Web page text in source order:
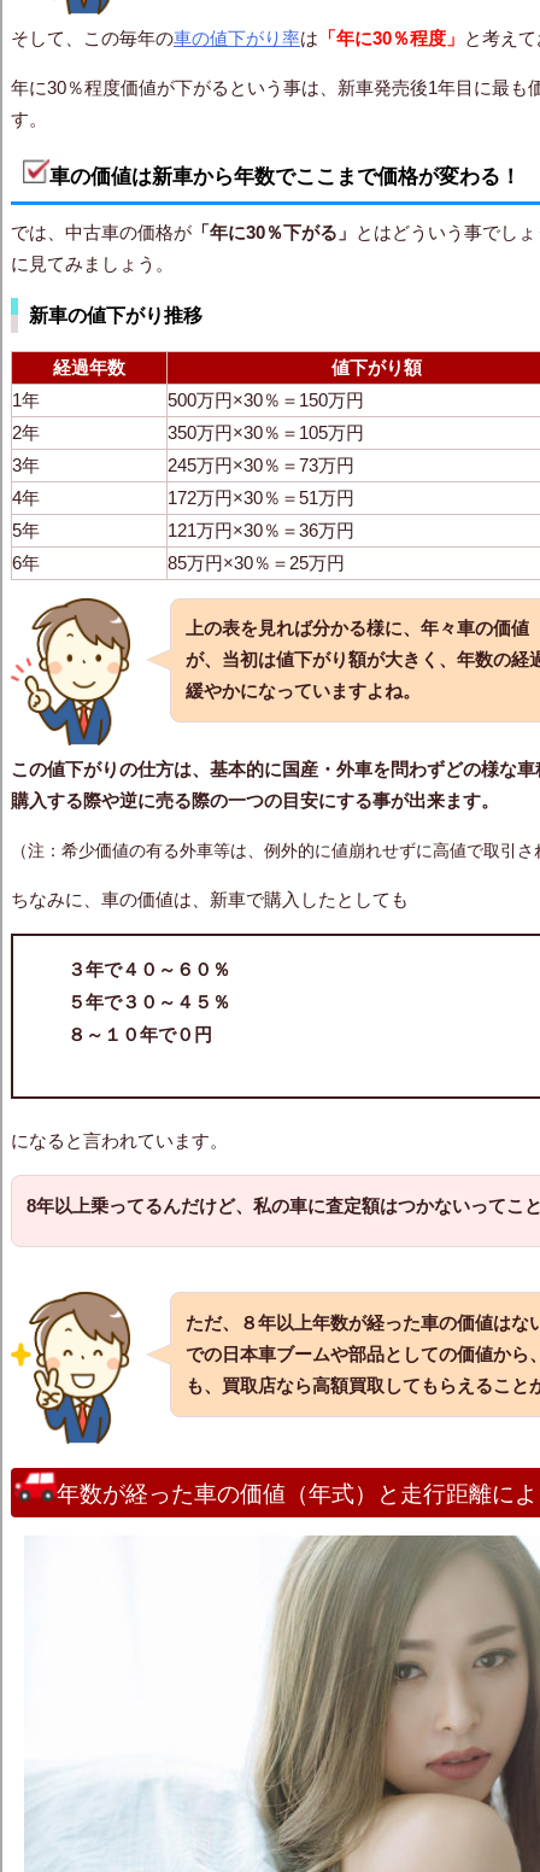
そして、この毎年の車の値下がり率は 「年に30％程度」 と考え
年に30％程度価値が下がるという事は、 新車発売後1年目に最も
す。
車の価値は新車から年数でここまで価格が変わる！
では、中古車の価格が「年に30％下がる」
とはどういう事でし
に見てみましょう。
新車の値下がり推移
経過年数
値下がり額
1年
500万円×30％＝150万円
2年
350万円×30％＝105万円
3年
245万円×30％＝73万円
4年
172万円×30％＝51万円
5年
121万円×30％＝36万円
6年
85万円×30％＝25万円
上の表を見れば分かる様に、年々車の価値
が、当初は値下がり額が大きく、年数の経
緩やかになっていますよね。
この値下がりの仕方は、基本的に国産・外車を問わずどの様な
購入する際や逆に売る際の一つの目安にする事が出来ます。
（注：希少価値の有る外車等は、例外的に値崩れせずに高値で取引
ちなみに、車の価値は、新車で購入したとしても
３年で４０～６０％
５年で３０～４５％
８～１０年で０円
になると言われています。
8年以上乗ってるんだけど、私の車に査定額はつかないってこ
ただ、８年以上年数が経った車の価値はな
での日本車ブームや部品としての価値から
も、買取店なら高額買取してもらえること
年数が経った車の価値（年式）と走行距離に